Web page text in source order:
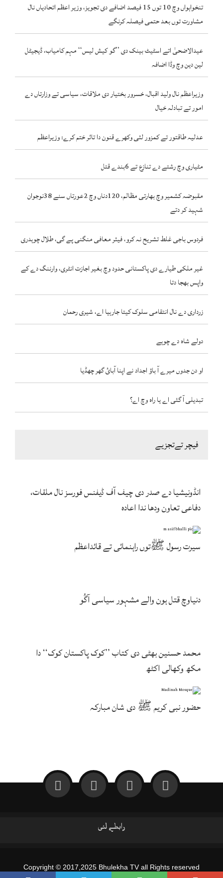
تنخواہواں وچ 10 توں 15 فیصد اضافے دی تجویز، وزیر اعظم اتحادیاں نال
مشاورت توں بعد حتمی فیصلہ کرنگے
عیدالاضحیٰ اتے اسٹیٹ بینک دی ’’گو کیش لیس‘‘ مہم کامیاب، ڈیجیٹل
لین دین وچ وڈا اضافہ
وزیراعظم نال ولید اقبال، خسرور بختیار دی ملاقات، سیاسی تے وزارتاں دے
امور تے تبادلہ خیال
عدلیہ طاقتور تے کمزور لئی وکھرے قنون دا تاثر ختم کرے: وزیراعظم
مٹیاری وچ رشتے دے تنازع تے 6بندے قتل
مقبوضہ کشمیر وچ بھارتی مظالم، 120دناں وچ 2عورتاں سنے 38نوجوان
شہید کر دتے
فردوس باجی غلط تشریح نہ کرو، فیئر معافی منگنی پے گی، طلال چوہدری
غیر ملکی طیارے دی پاکستانی حدود وچ بغیر اجازت انٹری، وارننگ دے کے
واپس بھجا دتا
زرداری دے نال انتقامی سلوک کیتا جارہیا اے، شیری رحمان
دولے شاہ دے چوہے
او دن جدوں میرے آ باؤ اجداد نے اپنا آبائ گھر چھڈیا
تبدیلی آ گئی اے یا راہ وچ اے؟
فیچر تےتجزیے
انڈونیشیا دے صدر دی چیف آف ڈیفنس فورسز نال ملقات،
دفاعی تعاون ودھا ندا اعادہ
سیرت رسول ﷺتوں راہنمائی تے قائداعظم
دنیاوچ قتل ہون والے مشہور سیاسی آگُو
محمد حسنین بھٹی دی کتاب ’’کوک پاکستان کوک‘‘ دا
مکھ وکھالی اکٹھ
حضور نبی کریم ﷺ دی شان مبارکہ
رابطے لئی
Copyright © 2017,2025 Bhulekha TV all Rights reserved